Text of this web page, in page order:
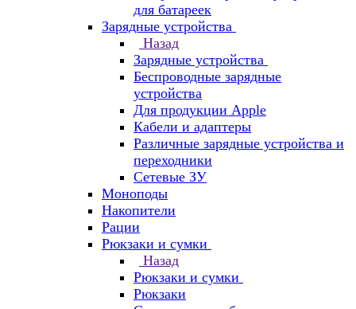
для батареек
Зарядные устройства
Назад
Зарядные устройства
Беспроводные зарядные
устройства
Для продукции Apple
Кабели и адаптеры
Различные зарядные устройства и
переходники
Сетевые ЗУ
Моноподы
Накопители
Рации
Рюкзаки и сумки
Назад
Рюкзаки и сумки
Рюкзаки